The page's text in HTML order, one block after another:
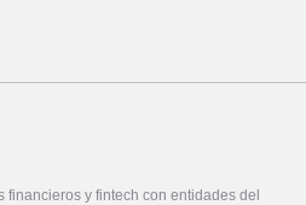
financieros y fintech con entidades del